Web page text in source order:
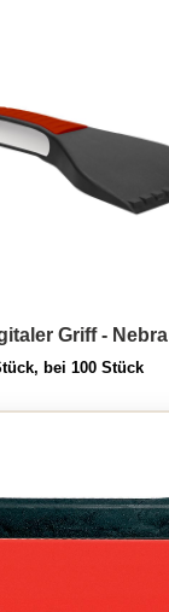
Griff - Nebra
bei 100 Stück